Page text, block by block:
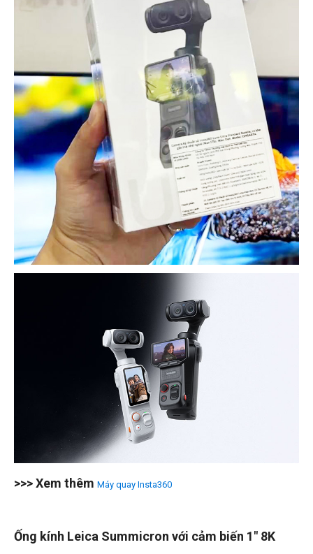
>>> Xem thêm Máy quay Insta360
Ống kính Leica Summicron với cảm biến 1" 8K